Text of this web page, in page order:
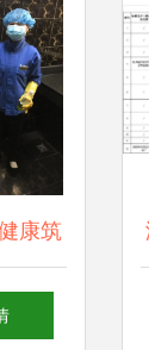
康筑
”——